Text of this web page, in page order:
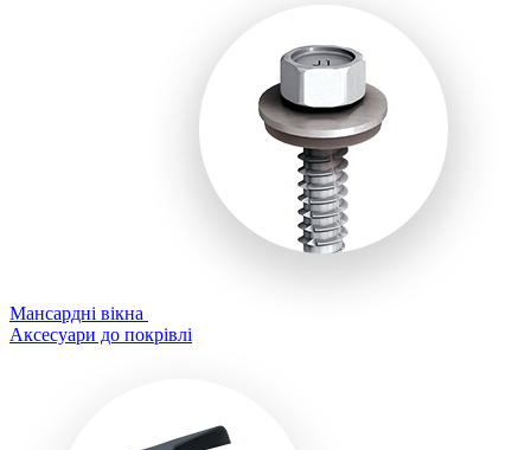
Мансардні вікна
Аксесуари до покрівлі